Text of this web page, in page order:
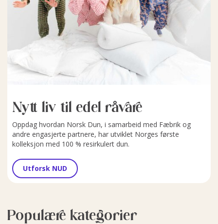
Nytt liv til edel råvare
Oppdag hvordan Norsk Dun, i samarbeid med Fæbrik og
andre engasjerte partnere, har utviklet Norges første
kolleksjon med 100 % resirkulert dun.
Utforsk NUD
Populære kategorier